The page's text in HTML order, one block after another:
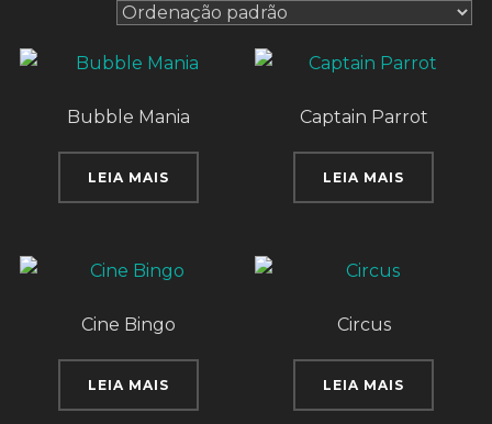
Bubble Mania
LEIA MAIS
Captain Parrot
LEIA MAIS
Cine Bingo
LEIA MAIS
Circus
LEIA MAIS